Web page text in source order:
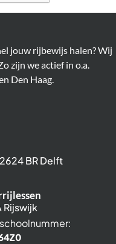
jouw rijbewijs halen? Wij
zijn we actief in o.a.
Den Haag.
BR Delft
Rijswijk